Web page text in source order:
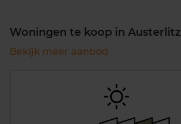
Woningen te koop in Austerlitz
Bekijk meer aanbod